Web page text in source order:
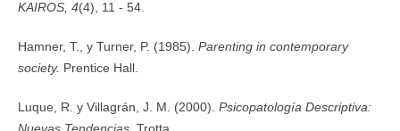
KAIROS, 4(4), 11 - 54.
Hamner, T., y Turner, P. (1985). Parenting in contemporary
society. Prentice Hall.
Luque, R. y Villagrán, J. M. (2000). Psicopatología Descriptiva: